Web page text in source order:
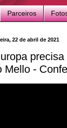
Parceiros
22 de abril de 2021
Mello -